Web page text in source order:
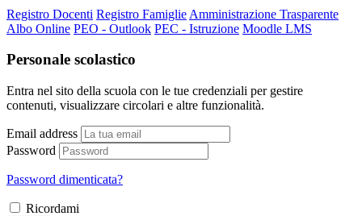
Registro Docenti Registro Famiglie Amministrazione Trasparente
Albo Online PEO - Outlook PEC - Istruzione Moodle LMS
Personale scolastico
Entra nel sito della scuola con le tue credenziali per gestire
contenuti, visualizzare circolari e altre funzionalità.
Email address
Password
Password dimenticata?
Ricordami